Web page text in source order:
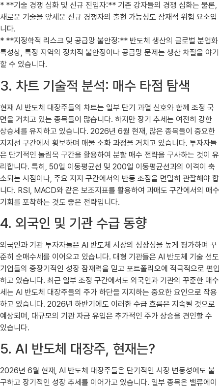
* **기술 경쟁 심화 및 신규 진입자:** 기존 강자들의 경쟁 심화는 물론,
새로운 기술을 앞세운 신규 경쟁자의 출현 가능성도 잠재적 위험 요소입
니다.
* **지정학적 리스크 및 공급망 불안정:** 반도체 생산의 글로벌 분업화
특성상, 특정 지역의 정치적 불안정이나 공급망 문제는 생산 차질을 야기
할 수 있습니다.
3. 차트 기술적 분석: 매수 타점 탐색
현재 AI 반도체 대장주들의 차트는 일부 단기 과열 신호와 함께 조정 국
면을 거치고 있는 종목들이 많습니다. 하지만 장기 추세는 여전히 강한
상승세를 유지하고 있습니다. 2026년 6월 현재, 많은 종목들이 중요한
지지선 구간에서 횡보하며 매물 소화 과정을 거치고 있습니다. 투자자들
은 단기적인 눌림목 구간을 활용하여 분할 매수 전략을 구사하는 것이 유
리합니다. 특히, 50일 이동평균선 및 200일 이동평균선과의 이격이 축
소되는 시점이나, 주요 지지 구간에서의 반등 조짐을 면밀히 관찰해야 합
니다. RSI, MACD와 같은 보조지표를 활용하여 과매도 구간에서의 매수
기회를 포착하는 것도 좋은 전략입니다.
4. 외국인 및 기관 수급 동향
외국인과 기관 투자자들은 AI 반도체 시장의 성장성을 높게 평가하며 꾸
준히 순매수세를 이어오고 있습니다. 대형 기관들은 AI 반도체 기술 선도
기업들의 중장기적인 성장 잠재력을 믿고 포트폴리오에 적극적으로 편입
하고 있습니다. 최근 일부 조정 구간에서도 외국인과 기관의 꾸준한 매수
세는 AI 반도체 대장주들의 주가 하단을 지지하는 중요한 요인으로 작용
하고 있습니다. 2026년 하반기에도 이러한 수급 흐름은 지속될 것으로
예상되며, 대규모의 기관 자금 유입은 추가적인 주가 상승을 견인할 수
있습니다.
5. AI 반도체 대장주, 현재는?
2026년 6월 현재, AI 반도체 대장주들은 단기적인 시장 변동성에도 불
구하고 장기적인 성장 추세를 이어가고 있습니다. 일부 종목은 밸류에이